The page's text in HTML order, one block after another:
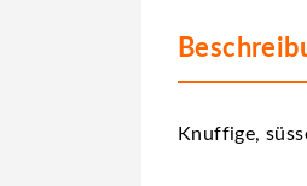
Knuffige,